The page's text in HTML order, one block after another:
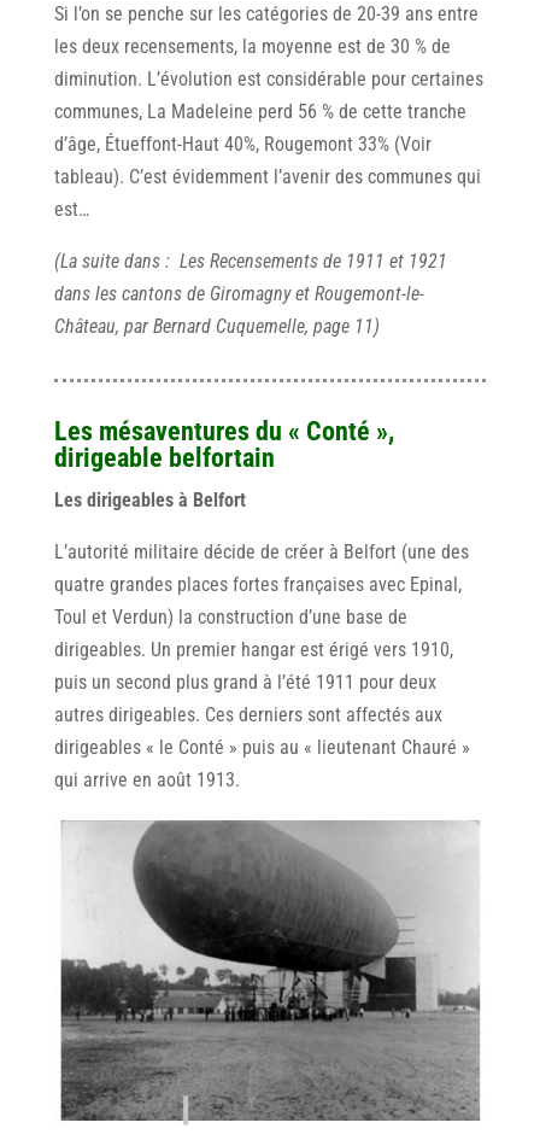
Si l’on se penche sur les catégories de 20-39 ans entre
les deux recensements, la moyenne est de 30 % de
diminution. L’évolution est considérable pour certaines
communes, La Madeleine perd 56 % de cette tranche
d’âge, Étueffont-Haut 40%, Rougemont 33% (Voir
tableau). C’est évidemment l’avenir des communes qui
est…
(La suite dans : Les Recensements de 1911 et 1921
dans les cantons de Giromagny et Rougemont-le-
Château, par Bernard Cuquemelle, page 11)
Les mésaventures du « Conté »,
dirigeable belfortain
Les dirigeables à Belfort
L’autorité militaire décide de créer à Belfort (une des
quatre grandes places fortes françaises avec Epinal,
Toul et Verdun) la construction d’une base de
dirigeables. Un premier hangar est érigé vers 1910,
puis un second plus grand à l’été 1911 pour deux
autres dirigeables. Ces derniers sont affectés aux
dirigeables « le Conté » puis au « lieutenant Chauré »
qui arrive en août 1913.